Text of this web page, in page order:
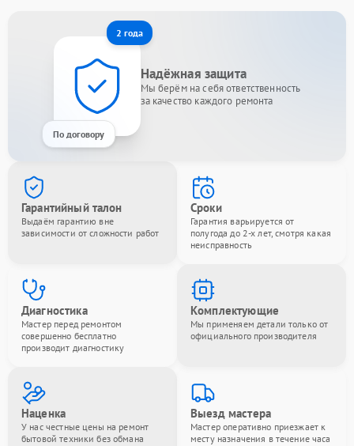
2 года
По договору
Надёжная защита
Мы берём на себя ответственность
за качество каждого ремонта
Гарантийный талон
Выдаём гарантию вне
зависимости от сложности работ
Сроки
Гарантия варьируется от
полугода до 2-х лет, смотря какая
неисправность
Диагностика
Мастер перед ремонтом
совершенно бесплатно
производит диагностику
Комплектующие
Мы применяем детали только от
официального производителя
Наценка
У нас честные цены на ремонт
бытовой техники без обмана
Выезд мастера
Мастер оперативно приезжает к
месту назначения в течение часа